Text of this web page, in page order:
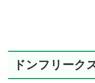
ドンフリーク